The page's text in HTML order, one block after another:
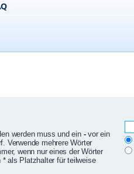
werden muss und ein -vor ein
Verwende mehrere Wörter
wenn nur eines der Wörter
als Platzhalter für teilweise